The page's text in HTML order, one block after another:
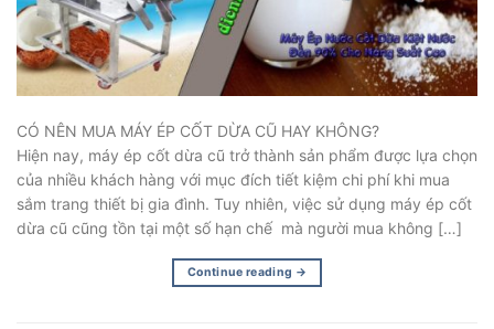
CÓ NÊN MUA MÁY ÉP CỐT DỪA CŨ HAY KHÔNG?
Hiện nay, máy ép cốt dừa cũ trở thành sản phẩm được lựa chọn
của nhiều khách hàng với mục đích tiết kiệm chi phí khi mua
sắm trang thiết bị gia đình. Tuy nhiên, việc sử dụng máy ép cốt
dừa cũ cũng tồn tại một số hạn chế mà người mua không […]
Continue reading →